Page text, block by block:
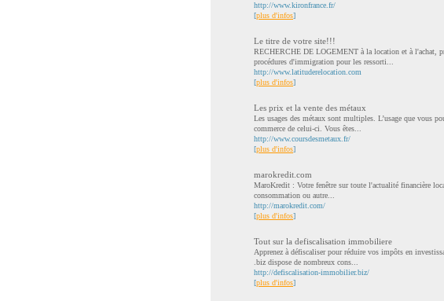
http://www.kironfrance.fr/
[plus d'infos]
Le titre de votre site!!!
RECHERCHE DE LOGEMENT à la location et à l'achat,
procédures d'immigration pour les ressorti...
http://www.latituderelocation.com
[plus d'infos]
Les prix et la vente des métaux
Les usages des métaux sont multiples. L’usage que vous
commerce de celui-ci. Vous êtes...
http://www.coursdesmetaux.fr/
[plus d'infos]
marokredit.com
MaroKredit : Votre fenêtre sur toute l'actualité financière
consommation ou autre...
http://marokredit.com/
[plus d'infos]
Tout sur la defiscalisation immobiliere
Apprenez à défiscaliser pour réduire vos impôts en
.biz dispose de nombreux cons...
http://defiscalisation-immobilier.biz/
[plus d'infos]